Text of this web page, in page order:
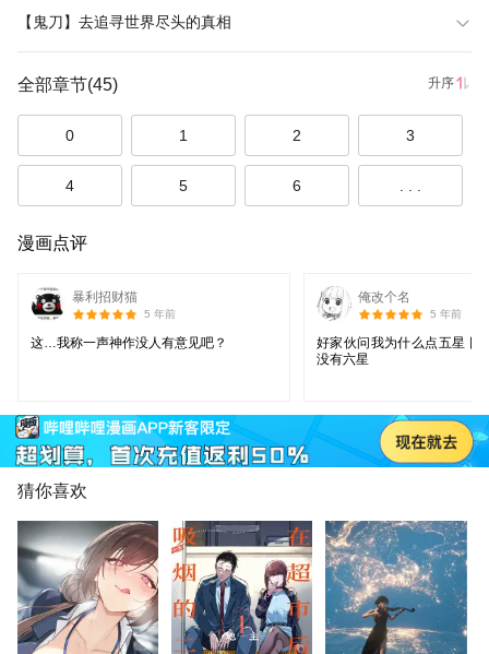
【鬼刀】去追寻世界尽头的真相
全部章节(45) 升序
0 1 2 3
4 5 6
漫画点评
暴利招财猫
5 年前
这…我称一声神作没人有意见吧？
俺改个名
5 年前
好家伙问我为什么点五星 因
没有六星
猜你喜欢